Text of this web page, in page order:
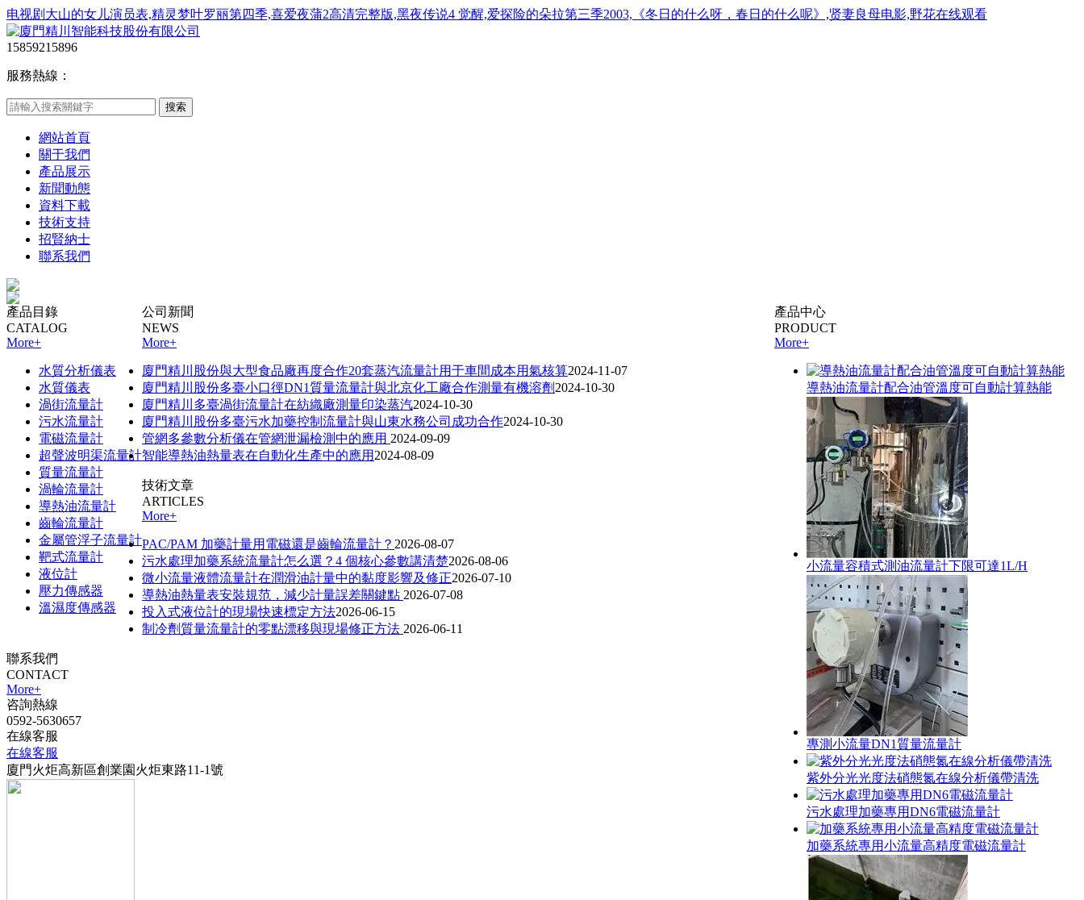
电视剧大山的女儿演员表,精灵梦叶罗丽第四季,喜爱夜蒲2高清完整版,黑夜传说4 觉醒,爱探险的朵拉第三季2003,《冬日的什么呀，春日的什么呢》,贤妻良母电影,野花在线观看
15859215896
服務熱線：
網站首頁
關于我們
產品展示
新聞動態
資料下載
技術支持
招賢納士
聯系我們
產品中心
PRODUCT
More+
導熱油流量計配合油管溫度可自動計算熱能
小流量容積式測油流量計下限可達1L/H
專測小流量DN1質量流量計
紫外分光光度法硝態氮在線分析儀帶清洗
污水處理加藥專用DN6電磁流量計
加藥系統專用小流量高精度電磁流量計
產品目錄
CATALOG
More+
水質分析儀表
水質儀表
渦街流量計
污水流量計
電磁流量計
超聲波明渠流量計
質量流量計
渦輪流量計
導熱油流量計
齒輪流量計
金屬管浮子流量計
靶式流量計
液位計
壓力傳感器
溫濕度傳感器
公司新聞
NEWS
More+
廈門精川股份與大型食品廠再度合作20套蒸汽流量計用于車間成本用氣核算2024-11-07
廈門精川股份多臺小口徑DN1質量流量計與北京化工廠合作測量有機溶劑 2024-10-30
廈門精川多臺渦街流量計在紡織廠測量印染蒸汽2024-10-30
廈門精川股份多臺污水加藥控制流量計與山東水務公司成功合作2024-10-30
管網多參數分析儀在管網泄漏檢測中的應用 2024-09-09
智能導熱油熱量表在自動化生產中的應用 2024-08-09
技術文章
ARTICLES
More+
PAC/PAM 加藥計量用電磁還是齒輪流量計？ 2026-08-07
污水處理加藥系統流量計怎么選？4 個核心參數講清楚2026-08-06
微小流量液體流量計在潤滑油計量中的黏度影響及修正2026-07-10
導熱油熱量表安裝規范，減少計量誤差關鍵點 2026-07-08
投入式液位計的現場快速標定方法2026-06-15
制冷劑質量流量計的零點漂移與現場修正方法 2026-06-11
聯系我們
CONTACT
More+
咨詢熱線
0592-5630657
在線客服
在線客服
廈門火炬高新區創業園火炬東路11-1號